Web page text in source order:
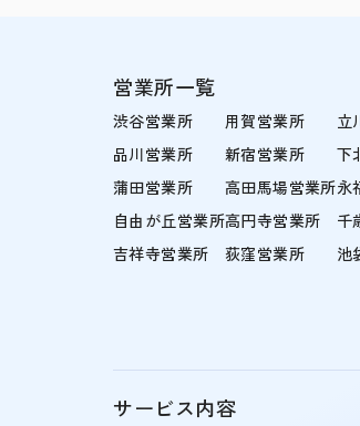
営業所一覧
渋谷営業所
品川営業所
蒲田営業所
自由が丘営業所
吉祥寺営業所
用賀営業所
新宿営業所
高田馬場営業所
高円寺営業所
荻窪営業所
立
下
永
千
池
サービス内容